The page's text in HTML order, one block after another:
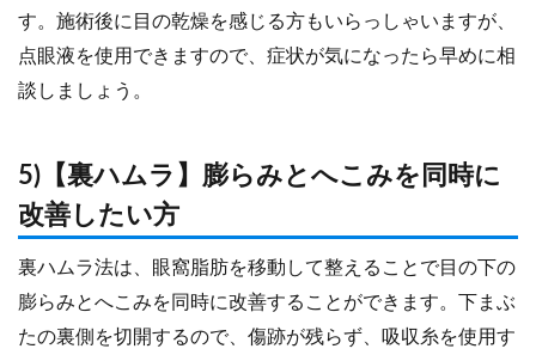
す。施術後に目の乾燥を感じる方もいらっしゃいますが、
点眼液を使用できますので、症状が気になったら早めに相
談しましょう。
5)【裏ハムラ】膨らみとへこみを同時に
改善したい方
裏ハムラ法は、眼窩脂肪を移動して整えることで目の下の
膨らみとへこみを同時に改善することができます。下まぶ
たの裏側を切開するので、傷跡が残らず、吸収糸を使用す